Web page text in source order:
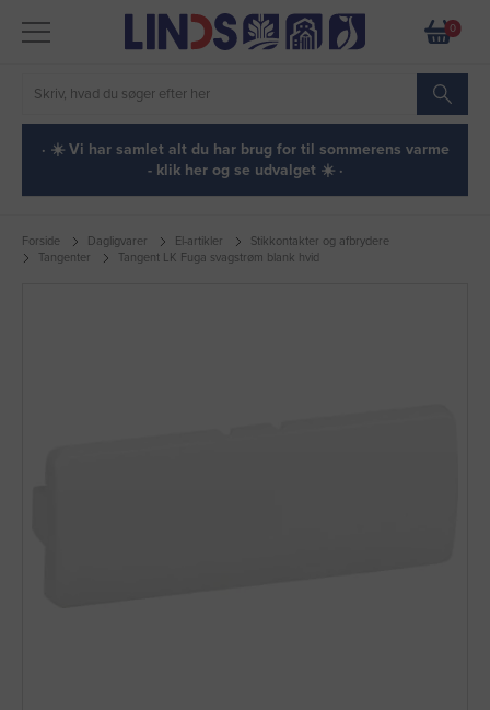
0
· ☀️ Vi har samlet alt du har brug for til sommerens varme
- klik her og se udvalget ☀️ ·
Forside Dagligvarer El-artikler
Stikkontakter og afbrydere
Tangenter
Tangent LK Fuga svagstrøm blank hvid